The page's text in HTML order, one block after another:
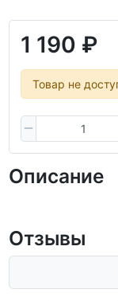
1 190 ₽
Товар не
Описание
Отзывы